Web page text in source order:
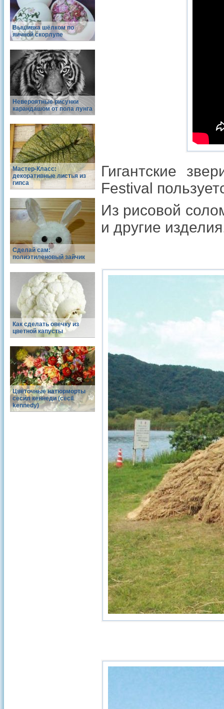
Вышивка шёлком по
яичной скорлупе
Невероятные рисунки
карандашом от пола лунга
Мастер-Класс:
декоративные листья из
гипса
Сделай сам:
полиэтиленовый зайчик
Как сделать овечку из
цветной капусты
Цветочные натюрморты
сесил кеннеди (cecil
kennedy)
Гигантские
Festival
Из рисовой
и другие